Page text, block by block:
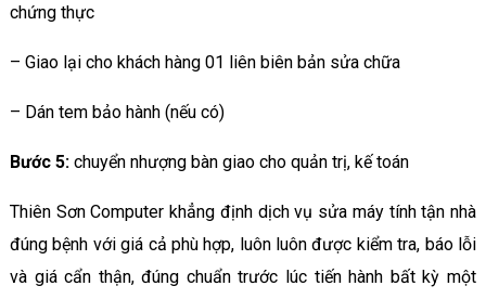
chứng thực
– Giao lại cho khách hàng 01 liên biên bản sửa chữa
– Dán tem bảo hành (nếu có)
Bước 5:chuyển nhượng bàn giao cho quản trị, kế toán
Thiên Sơn Computer khẳng định dịch vụ sửa máy tính tận nhà
đúng bệnh với giá cả phù hợp, luôn luôn được kiểm tra, báo lỗi
và giá cẩn thận, đúng chuẩn trước lúc tiến hành bất kỳ một